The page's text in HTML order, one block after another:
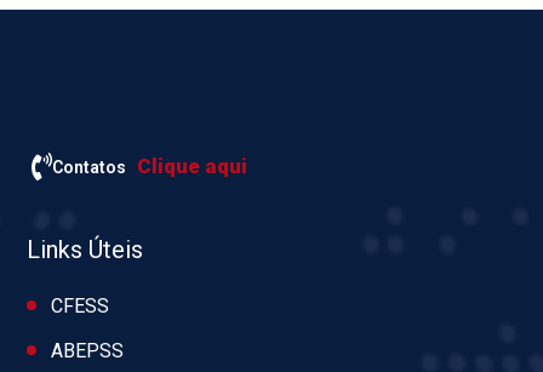
Contatos Clique aqui
Links Úteis
CFESS
ABEPSS